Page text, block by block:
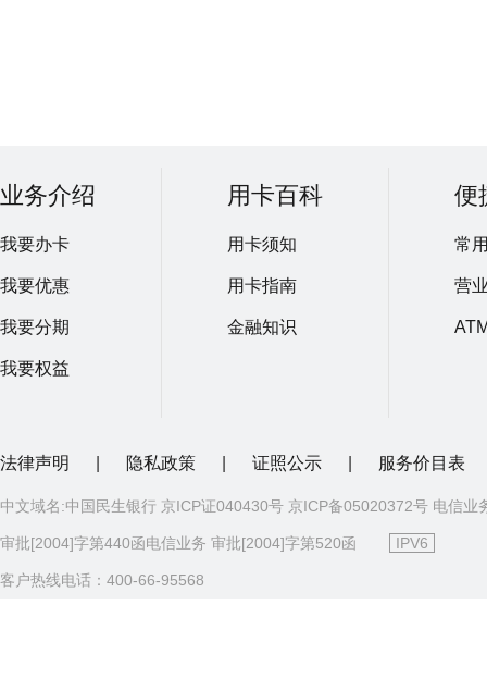
业务介绍
我要办卡
我要优惠
我要分期
我要权益
用卡百科
用卡须知
用卡指南
金融知识
便
常
营
法律声明 隐私政策 证照公示 服务价目表
中文域名:中国民生银行 京ICP证040430号 京ICP备05020372号 电信业
审批[2004]字第440函电信业务 审批[2004]字第520函 IPV6
客户热线电话：400-66-95568